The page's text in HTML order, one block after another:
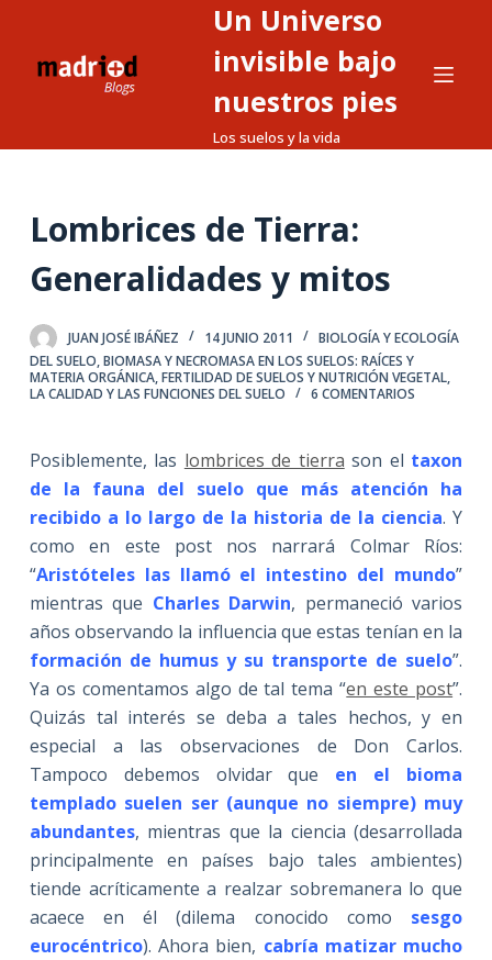
o
e
n
d
o
Un Universo
invisible bajo
nuestros pies
Los suelos y la vida
Lombrices de Tierra:
Generalidades y mitos
JUAN JOSÉ IBÁÑEZ 14 JUNIO 2011
BIOLOGÍA Y ECOLOGÍA
DEL SUELO,BIOMASA Y NECROMASA EN LOS SUELOS: RAÍCES Y
MATERIA ORGÁNICA,FERTILIDAD DE SUELOS Y NUTRICIÓN VEGETAL,
LA CALIDAD Y LAS FUNCIONES DEL SUELO
6 COMENTARIOS
Posiblemente, las lombrices de tierra son el taxon
de la fauna del suelo que más atención ha
recibido a lo largo de la historia de la ciencia. Y
como en este post nos narrará Colmar Ríos:
“Aristóteles las llamó el intestino del mundo”
mientras que Charles Darwin, permaneció varios
años observando la influencia que estas tenían en la
formación de humus y su transporte de suelo”.
Ya os comentamos algo de tal tema “en este post”.
Quizás tal interés se deba a tales hechos, y en
especial a las observaciones de Don Carlos.
Tampoco debemos olvidar que en el bioma
templado suelen ser (aunque no siempre) muy
abundantes, mientras que la ciencia (desarrollada
principalmente en países bajo tales ambientes)
tiende acríticamente a realzar sobremanera lo que
acaece en él (dilema conocido como sesgo
eurocéntrico). Ahora bien, cabría matizar mucho